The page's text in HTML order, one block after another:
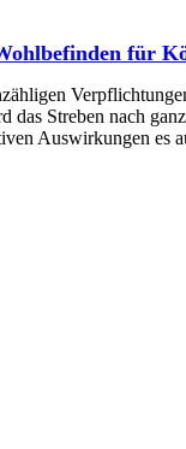
für
das Streben nach
Auswirkungen es